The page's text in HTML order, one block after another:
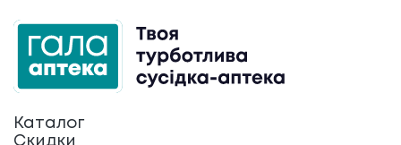
Каталог
Скидки